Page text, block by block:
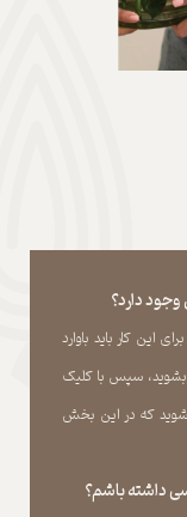
دارد؟
این کار باید باوارد
بشوید، سپس با کلیک
که در این بخش
داشته باشم؟